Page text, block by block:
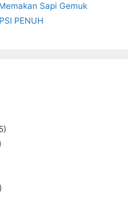
Sapi Gemuk
PENUH